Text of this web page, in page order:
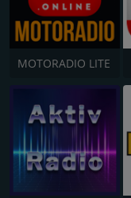
MOTORADIO LITE